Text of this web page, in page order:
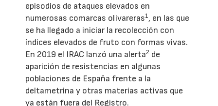
episodios de ataques elevados en
numerosas comarcas olivareras1, en las que
se ha llegado a iniciar la recolección con
índices elevados de fruto con formas vivas.
En 2019 el IRAC lanzó una alerta2 de
aparición de resistencias en algunas
poblaciones de España frente a la
deltametrina y otras materias activas que
ya están fuera del Registro.